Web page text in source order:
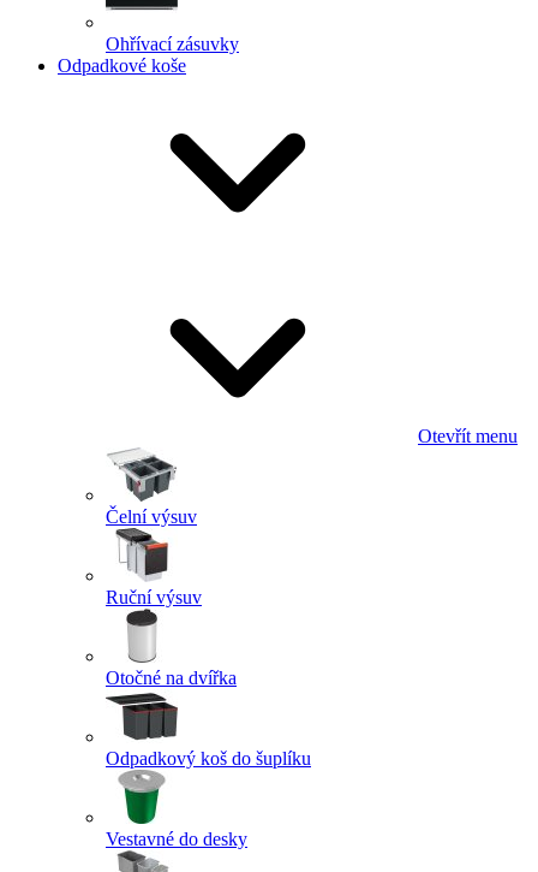
Ohřívací zásuvky
Odpadkové koše
Otevřít menu
Čelní výsuv
Ruční výsuv
Otočné na dvířka
Odpadkový koš do šuplíku
Vestavné do desky